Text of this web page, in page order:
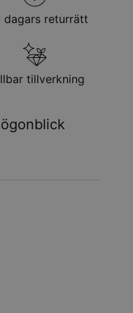
dagars returrätt
tillverkning